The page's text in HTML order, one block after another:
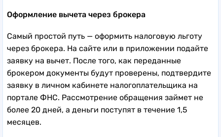
Оформление вычета через брокера
Самый простой путь — оформить налоговую льготу
через брокера. На сайте или в приложении подайте
заявку на вычет. После того, как переданные
брокером документы будут проверены, подтвердите
заявку в личном кабинете налогоплательщика на
портале ФНС. Рассмотрение обращения займет не
более 20 дней, а деньги поступят в течение 1,5
месяцев.